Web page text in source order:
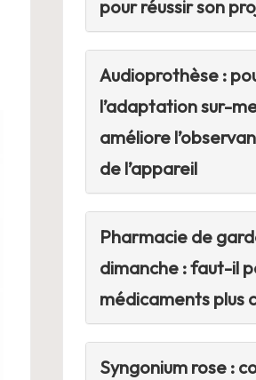
pour réussir son
Audioprothèse :
l’adaptation sur-
améliore
de l’appareil
Pharmacie de
dimanche : faut-il
médicaments plus
Syngonium rose :